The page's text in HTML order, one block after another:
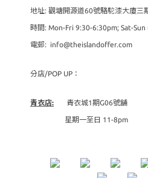
地址: 觀塘開源道60號駱駝漆大廈三
時間: Mon-Fri 9:30-6:30pm; Sat-
電郵: info@theislandoffer.com
分店/POP UP：
青衣店: 青衣城1期G06號舖
星期一至日 11-8pm